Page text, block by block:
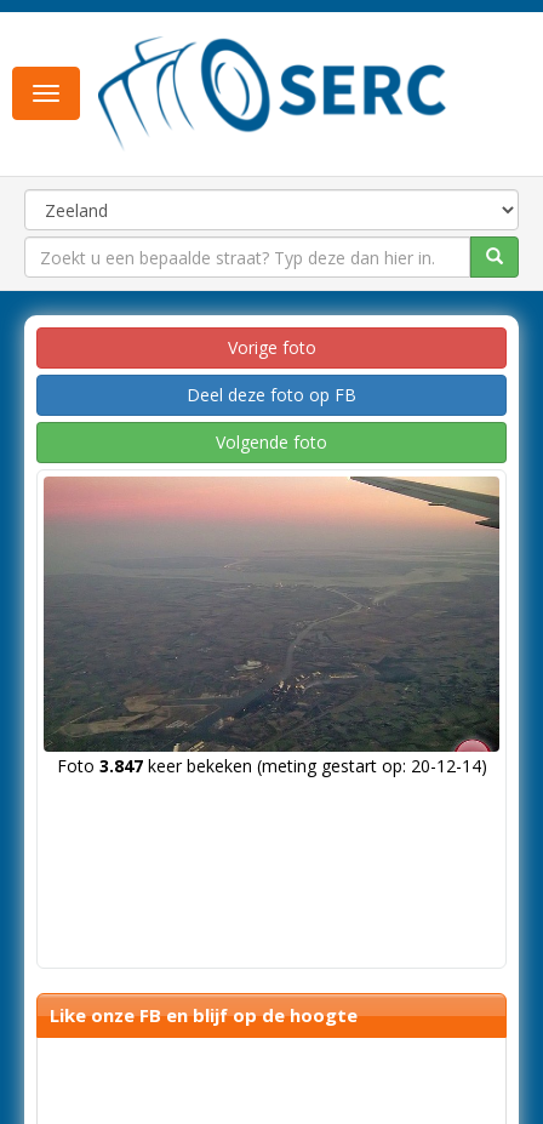
Toggle
navigation
Vorige foto
Deel deze foto op FB
Volgende foto
Foto 3.847keer bekeken (meting gestart op: 20-12-14)
Like onze FB en blijf op de hoogte